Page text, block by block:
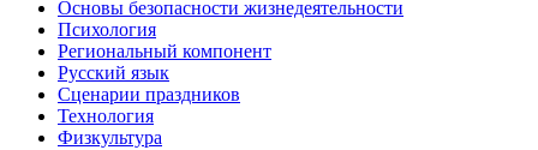
Основы безопасности жизнедеятельности
Психология
Региональный компонент
Русский язык
Сценарии праздников
Технология
Физкультура